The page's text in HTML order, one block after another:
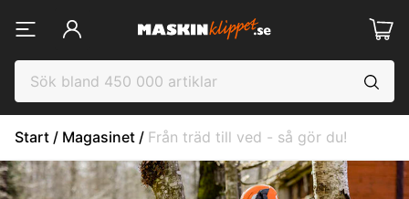
Start / Magasinet / Från träd till ved - så gör du!